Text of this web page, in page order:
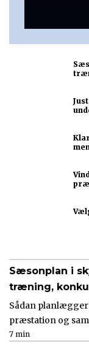
Sæsonplan i
træning,
Sådan
præstation og
7 min